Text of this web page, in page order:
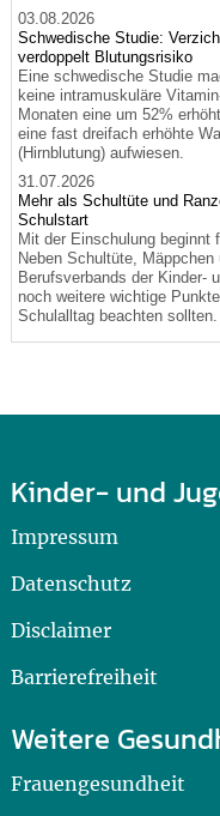
03.08.2026
Schwedische Studie:
verdoppelt Blutungsrisiko
Eine schwedische Studie
keine intramuskuläre
Monaten eine um 52%
eine fast dreifach erhöhte
(Hirnblutung) aufwiesen.
31.07.2026
Mehr als Schultüte und
Schulstart
Mit der Einschulung beginnt
Neben Schultüte,
Berufsverbands der Kinder-
noch weitere wichtige
Schulalltag beachten sollten.
Kinder- und
Impressum
Datenschutz
Disclaimer
Barrierefreiheit
Weitere
Frauengesundheit